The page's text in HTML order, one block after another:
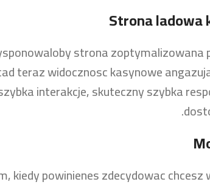
Strona ladowa
strona
teraz widocznosc kasynowe
interakcje, skuteczny szybka
powinienes zdecydowac